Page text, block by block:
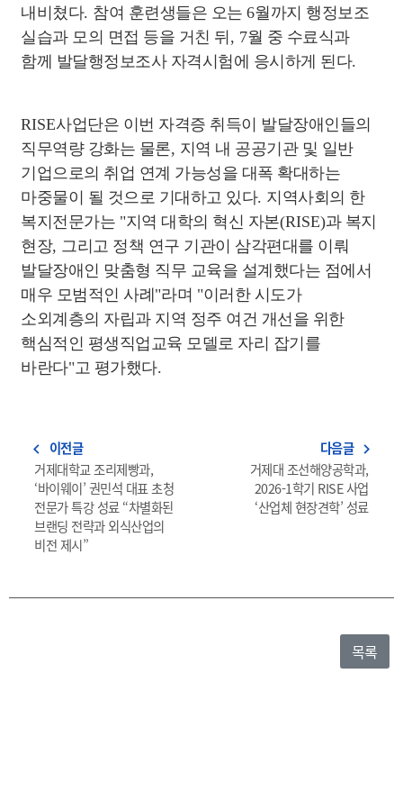
내비쳤다. 참여 훈련생들은 오는6월까지 행정보조
실습과 모의 면접 등을 거친 뒤 , 7월 중 수료식과
함께 발달행정보조사 자격시험에 응시하게 된다.
RISE사업단은 이번 자격증 취득이 발달장애인들의
직무역량 강화는 물론, 지역 내 공공기관 및 일반
기업으로의 취업 연계 가능성을 대폭 확대하는
마중물이 될 것으로 기대하고 있다. 지역사회의 한
복지전문가는 "지역 대학의 혁신 자본(RISE)과 복지
현장, 그리고 정책 연구 기관이 삼각편대를 이뤄
발달장애인 맞춤형 직무 교육을 설계했다는 점에서
매우 모범적인 사례"라며 "이러한 시도가
소외계층의 자립과 지역 정주 여건 개선을 위한
핵심적인 평생직업교육 모델로 자리 잡기를
바란다"고 평가했다.
navigate_before 이전글
거제대학교 조리제빵과,
‘바이웨이’ 권민석 대표 초청
전문가 특강 성료 “차별화된
브랜딩 전략과 외식산업의
비전 제시”
다음글 navigate_next
거제대 조선해양공학과,
2026-1학기 RISE 사업
‘산업체 현장견학’ 성료
목록